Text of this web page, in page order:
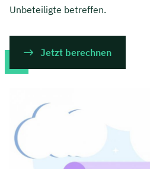
Unbeteiligte betreffen.
Jetzt berechnen